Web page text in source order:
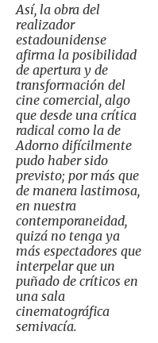
Así, la obra del
realizador
estadounidense
afirma la posibilidad
de apertura y de
transformación del
cine comercial, algo
que desde una crítica
radical como la de
Adorno difícilmente
pudo haber sido
previsto; por más que
de manera lastimosa,
en nuestra
contemporaneidad,
quizá no tenga ya
más espectadores que
interpelar que un
puñado de críticos en
una sala
cinematográfica
semivacía.